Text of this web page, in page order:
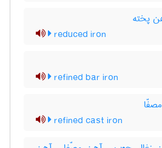
پخته
reduced iron
refined bar iron
refined cast iron